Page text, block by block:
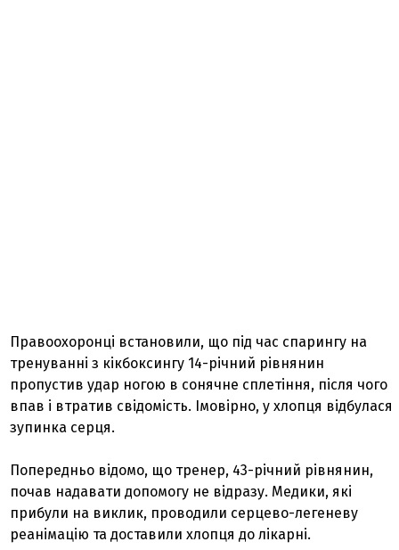
Правоохоронці встановили, що під час спарингу на
тренуванні з кікбоксингу 14-річний рівнянин
пропустив удар ногою в сонячне сплетіння, після чого
впав і втратив свідомість. Імовірно, у хлопця відбулася
зупинка серця.
Попередньо відомо, що тренер, 43-річний рівнянин,
почав надавати допомогу не відразу. Медики, які
прибули на виклик, проводили серцево-легеневу
реанімацію та доставили хлопця до лікарні.